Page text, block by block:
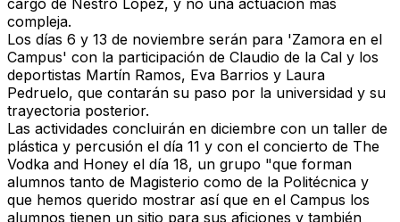
cargo de Néstro López, y no una actuación más
compleja.
Los días 6 y 13 de noviembre serán para 'Zamora en el
Campus' con la participación de Claudio de la Cal y los
deportistas Martín Ramos, Eva Barrios y Laura
Pedruelo, que contarán su paso por la universidad y su
trayectoria posterior.
Las actividades concluirán en diciembre con un taller de
plástica y percusión el día 11 y con el concierto de The
Vodka and Honey el día 18, un grupo "que forman
alumnos tanto de Magisterio como de la Politécnica y
que hemos querido mostrar así que en el Campus los
alumnos tienen un sitio para sus aficiones y también